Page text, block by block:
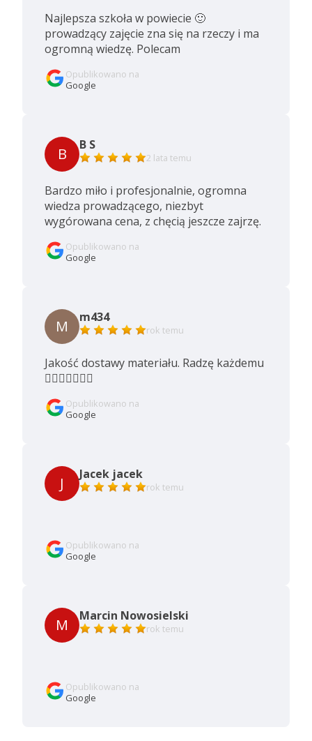
Najlepsza szkoła w powiecie 🙂
prowadzący zajęcie zna się na rzeczy i ma
ogromną wiedzę. Polecam
Opublikowano na
Google
B B S
2 lata temu
Bardzo miło i profesjonalnie, ogromna
wiedza prowadzącego, niezbyt
wygórowana cena, z chęcią jeszcze zajrzę.
Opublikowano na
Google
M m434
rok temu
Jakość dostawy materiału. Radzę każdemu
👍🏿🇵🇱🤝🇺🇦
Opublikowano na
Google
J Jacek jacek
rok temu
Opublikowano na
Google
M Marcin Nowosielski
rok temu
Opublikowano na
Google